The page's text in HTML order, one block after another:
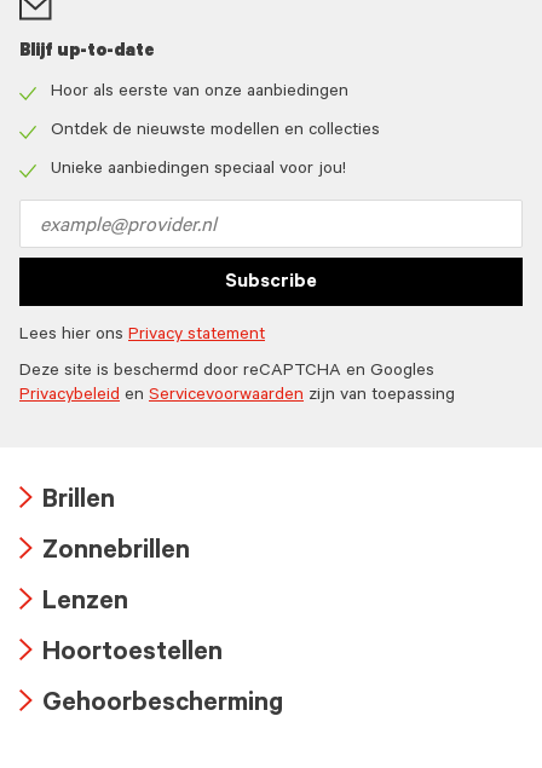
Blijf up-to-date
icon
Hoor als eerste van onze aanbiedingen
icon
Ontdek de nieuwste modellen en collecties
Unieke aanbiedingen speciaal voor jou!
address
Subscribe
Lees hier ons Privacy statement
Deze site is beschermd door reCAPTCHA en Googles
Privacybeleid en Servicevoorwaarden zijn van toepassing
icon
Brillen
icon
Zonnebrillen
icon
Lenzen
icon
Hoortoestellen
Gehoorbescherming